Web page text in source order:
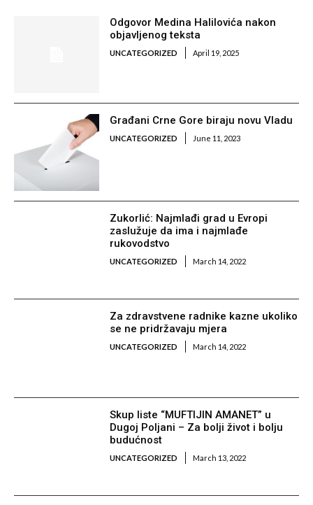
Odgovor Medina Halilovića nakon
objavljenog teksta
UNCATEGORIZED April 19, 2025
Građani Crne Gore biraju novu Vladu
UNCATEGORIZED June 11, 2023
Zukorlić: Najmlađi grad u Evropi
zaslužuje da ima i najmlađe
rukovodstvo
UNCATEGORIZED March 14, 2022
Za zdravstvene radnike kazne ukoliko
se ne pridržavaju mjera
UNCATEGORIZED March 14, 2022
Skup liste “MUFTIJIN AMANET” u
Dugoj Poljani – Za bolji život i bolju
budućnost
UNCATEGORIZED March 13, 2022